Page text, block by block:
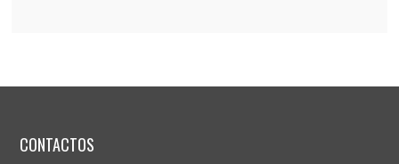
CONTACTOS